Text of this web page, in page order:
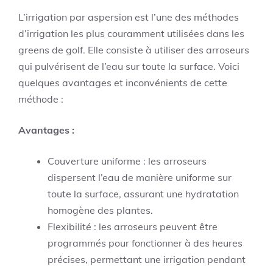
L’irrigation par aspersion est l’une des méthodes
d’irrigation les plus couramment utilisées dans les
greens de golf. Elle consiste à utiliser des arroseurs
qui pulvérisent de l’eau sur toute la surface. Voici
quelques avantages et inconvénients de cette
méthode :
Avantages :
Couverture uniforme : les arroseurs
dispersent l’eau de manière uniforme sur
toute la surface, assurant une hydratation
homogène des plantes.
Flexibilité : les arroseurs peuvent être
programmés pour fonctionner à des heures
précises, permettant une irrigation pendant